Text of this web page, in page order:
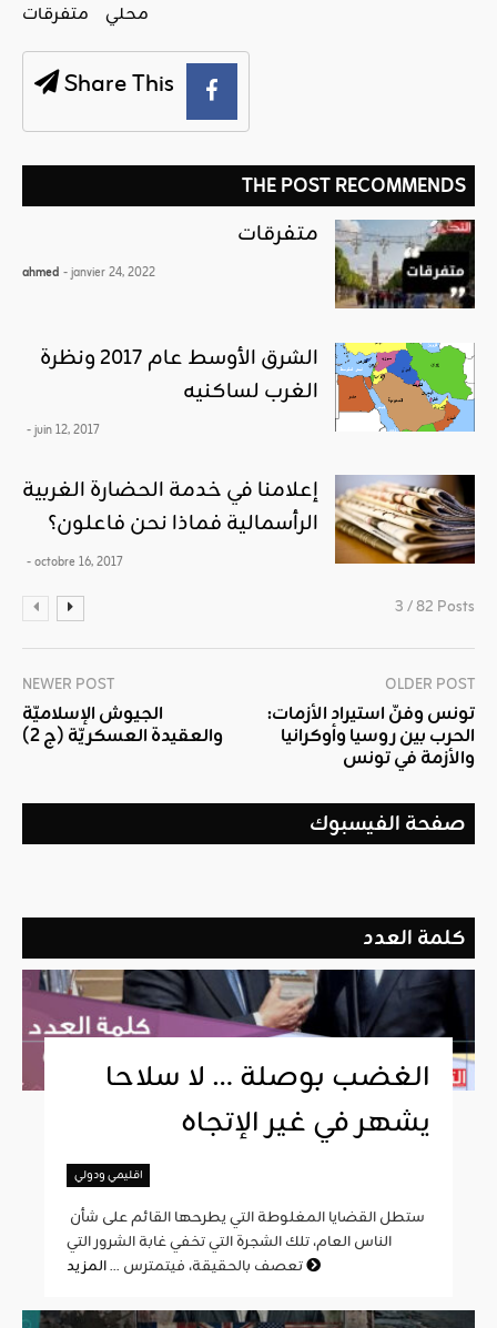
متفرقات محلي
Share This
THE POST RECOMMENDS
متفرقات
ahmed - janvier 24, 2022
الشرق الأوسط عام 2017 ونظرة
الغرب لساكنيه
- juin 12, 2017
إعلامنا في خدمة الحضارة الغربية
الرأسمالية فماذا نحن فاعلون؟
- octobre 16, 2017
3 / 82 Posts
NEWER POST
الجيوش الإسلاميّة
والعقيدة العسكريّة (ج 2)
OLDER POST
تونس وفنّ استيراد الأزمات:
الحرب بين روسيا وأوكرانيا
والأزمة في تونس
صفحة الفيسبوك
كلمة العدد
الغضب بوصلة … لا سلاحا
يشهر في غير الإتجاه
اقليمي ودولي
الناس العام، تلك الشجرة التي تخفي غابة الشرور التي
تعصف بالحقيقة، فيتمترس ...